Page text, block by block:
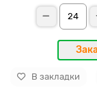
В закладки